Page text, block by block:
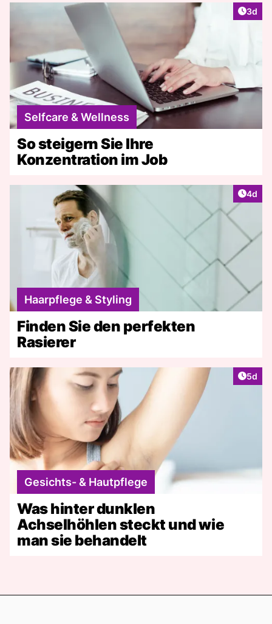
3d
Selfcare & Wellness
So steigern Sie Ihre
Konzentration im Job
4d
Haarpflege & Styling
Finden Sie den perfekten
Rasierer
5d
Gesichts- & Hautpflege
Was hinter dunklen
Achselhöhlen steckt und wie
man sie behandelt